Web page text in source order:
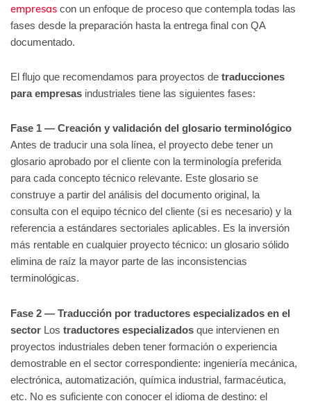
empresas con un enfoque de proceso que contempla todas las
fases desde la preparación hasta la entrega final con QA
documentado.
El flujo que recomendamos para proyectos de traducciones
para empresas industriales tiene las siguientes fases:
Fase 1 — Creación y validación del glosario terminológico
Antes de traducir una sola línea, el proyecto debe tener un
glosario aprobado por el cliente con la terminología preferida
para cada concepto técnico relevante. Este glosario se
construye a partir del análisis del documento original, la
consulta con el equipo técnico del cliente (si es necesario) y la
referencia a estándares sectoriales aplicables. Es la inversión
más rentable en cualquier proyecto técnico: un glosario sólido
elimina de raíz la mayor parte de las inconsistencias
terminológicas.
Fase 2 — Traducción por traductores especializados en el
sector Los traductores especializados que intervienen en
proyectos industriales deben tener formación o experiencia
demostrable en el sector correspondiente: ingeniería mecánica,
electrónica, automatización, química industrial, farmacéutica,
etc. No es suficiente con conocer el idioma de destino: el